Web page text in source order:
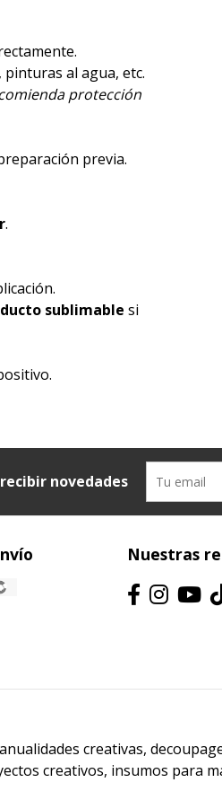
pinturas al agua, etc.
protección
previa.
.
sublimable si
novedades
Nuestras
creativas,
creativos, insumos para